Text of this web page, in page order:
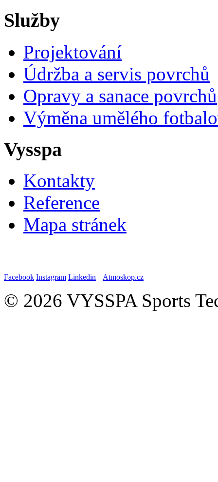
Služby
Projektování
Údržba a servis povrchů
Opravy a sanace povrchů
Výměna umělého
Vysspa
Kontakty
Reference
Mapa stránek
Facebook Instagram Linkedin Atmoskop.cz
© 2026 VYSSPA Sports